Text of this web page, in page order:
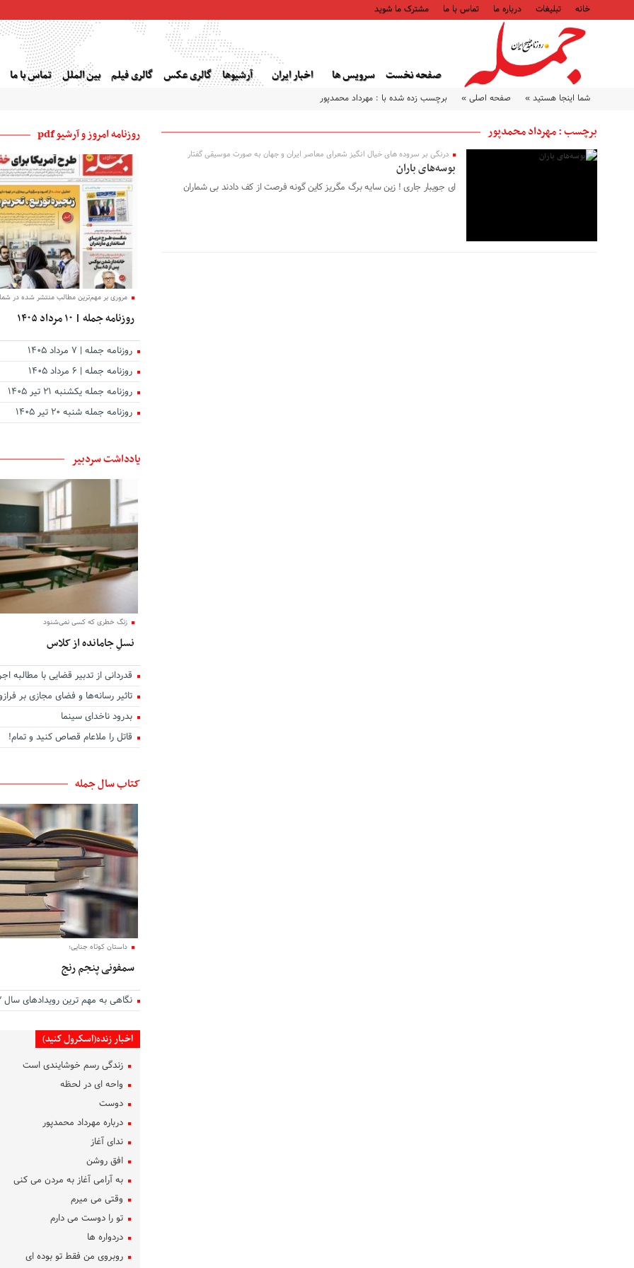
خانه تبلیغات درباره ما تماس با ما مشترک ما شوید
صفحه نخست سرویس ها اخبار ایران آرشیوها گالری عکس گالری فیلم بین الملل تماس با ما
شما اینجا هستید » صفحه اصلی » برچسب زده شده با : مهرداد محمدپور
برچسب : مهرداد محمدپور
۰۸ شهریور ۱۴۰۲
درنگی بر سروده های خیال انگیز شعرای معاصر ایران و جهان به صورت موسیقی گفتار
بوسه‌های باران
ای جویبار جاری ! زین سایه برگ مگریز کاین گونه فرصت از کف دادند بی شماران
روزنامه امروز و آرشیو pdf
مروری بر مهم‌ترین مطالب منتشر شده در
روزنامه جمله | ۱۰ مرداد ۱۴۰۵
روزنامه جمله | ۷ مرداد ۱۴۰۵
روزنامه جمله | ۶ مرداد ۱۴۰۵
روزنامه جمله یکشنبه ۲۱ تیر ۱۴۰۵
روزنامه جمله شنبه ۲۰ تیر ۱۴۰۵
یادداشت سردبیر
زنگ خطری که کسی نمی‌شنود
نسلِ جامانده از کلاس
قدردانی از تدبیر قضایی با مطالبه
تاثیر رسانه‌ها و فضای مجازی بر
بدرود ناخدای سینما
قاتل را ملاعام قصاص کنید و تمام!
کتاب سال جمله
داستان کوتاه جنایی؛
سمفونی پنجم رنج
نگاهی به مهم ترین رویدادهای سال ۱۴۰۲
اخبار زنده(اسکرول کنید)
زندگی رسم خوشایندی است
واحه ای در لحظه
دوست
درباره مهرداد محمدپور
ندای آغاز
افق روشن
به آرامی آغاز به مردن می کنی
وقتی می میرم
تو را دوست می دارم
دردواره‌ ها
روبروی من فقط تو بوده ای